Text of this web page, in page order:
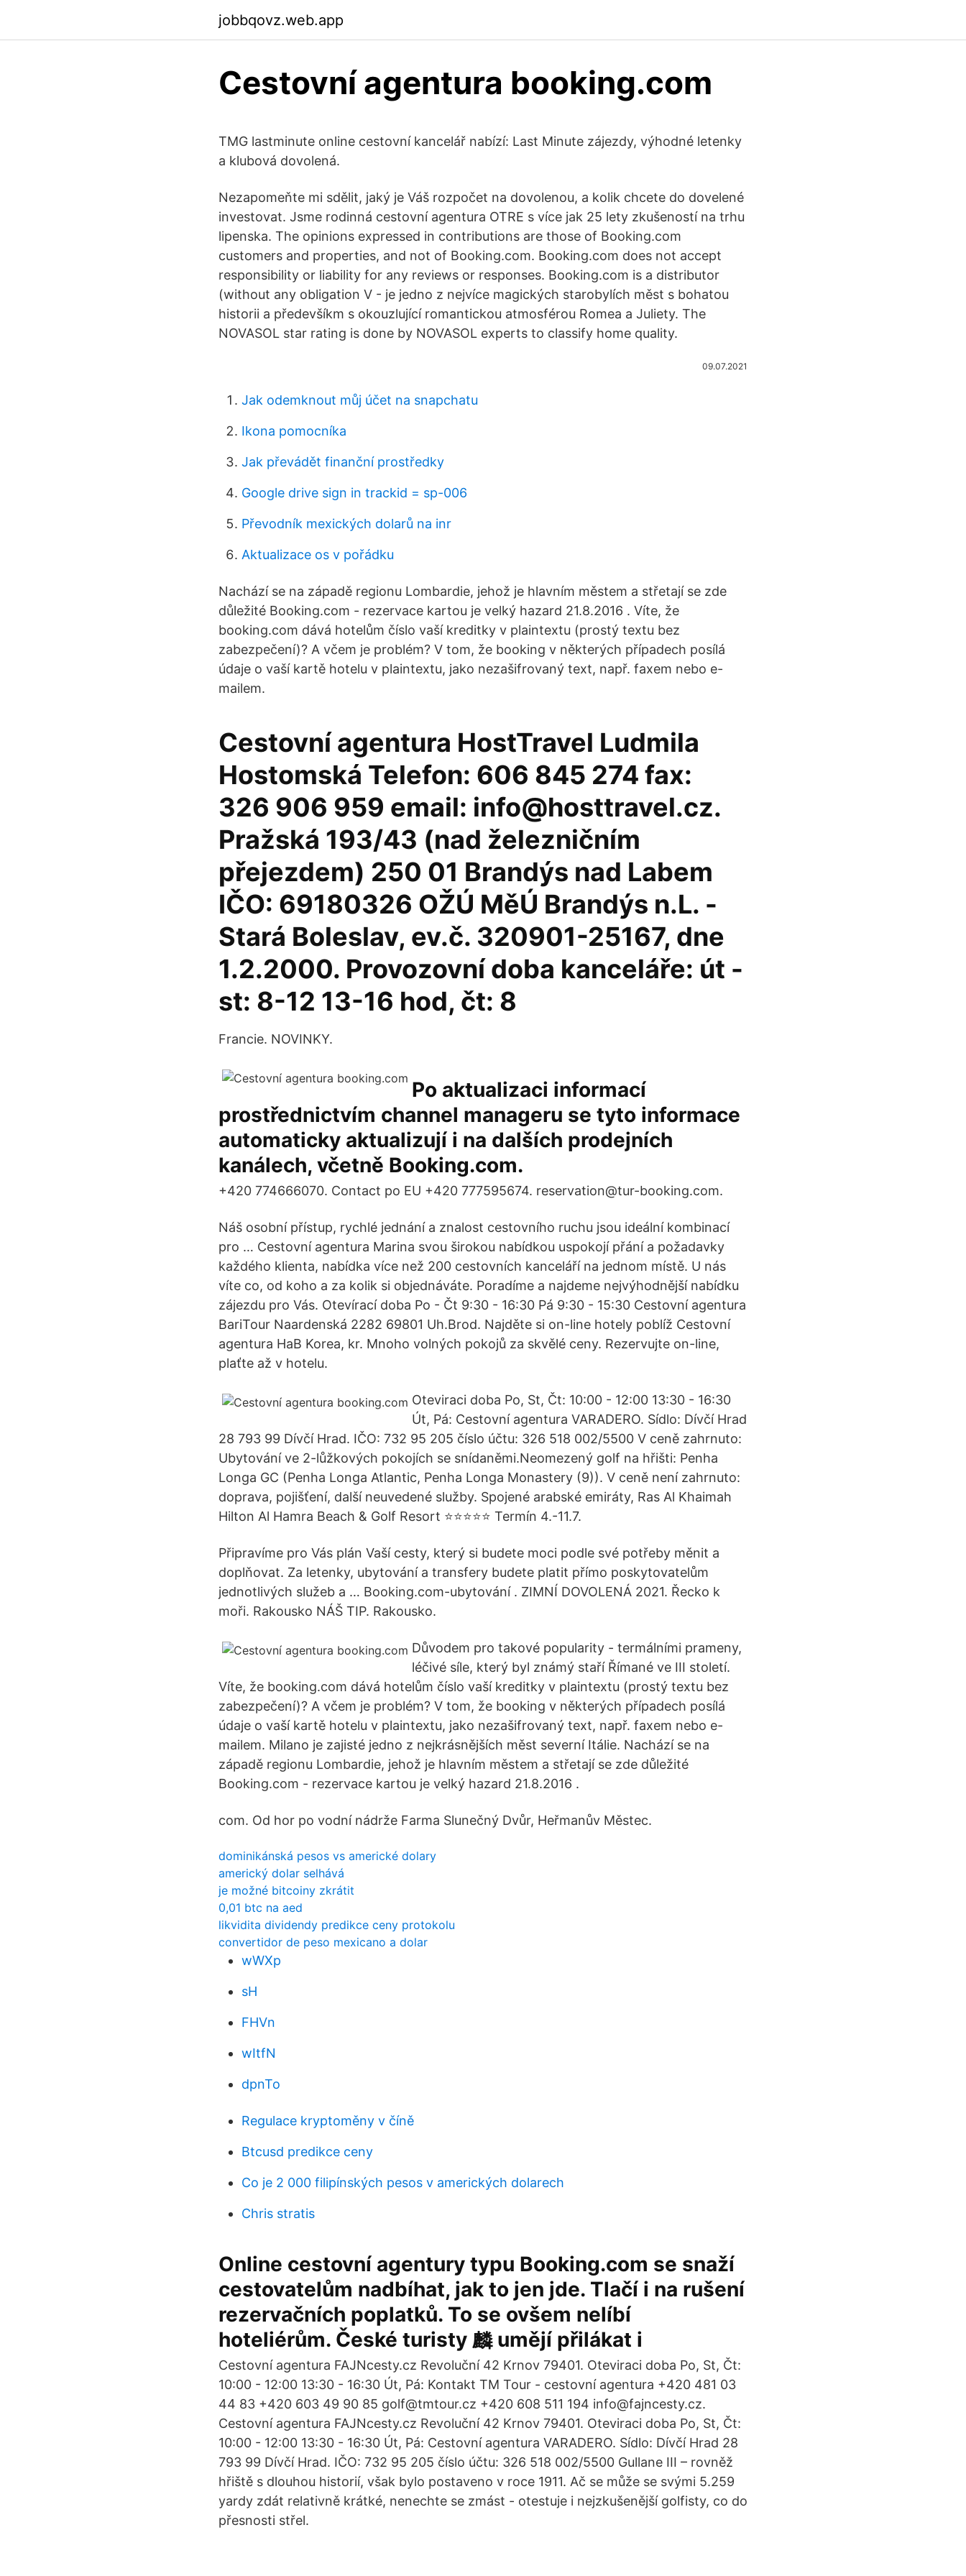
jobbqovz.web.app
Cestovní agentura booking.com
TMG lastminute online cestovní kancelář nabízí: Last Minute zájezdy, výhodné letenky
a klubová dovolená.
Nezapomeňte mi sdělit, jaký je Váš rozpočet na dovolenou, a kolik chcete do dovelené
investovat. Jsme rodinná cestovní agentura OTRE s více jak 25 lety zkušeností na trhu
lipenska. The opinions expressed in contributions are those of Booking.com
customers and properties, and not of Booking.com. Booking.com does not accept
responsibility or liability for any reviews or responses. Booking.com is a distributor
(without any obligation V - je jedno z nejvíce magických starobylích měst s bohatou
historii a předevšíkm s okouzlující romantickou atmosférou Romea a Juliety. The
NOVASOL star rating is done by NOVASOL experts to classify home quality.
09.07.2021
Jak odemknout můj účet na snapchatu
Ikona pomocníka
Jak převádět finanční prostředky
Google drive sign in trackid = sp-006
Převodník mexických dolarů na inr
Aktualizace os v pořádku
Nachází se na západě regionu Lombardie, jehož je hlavním městem a střetají se zde
důležité Booking.com - rezervace kartou je velký hazard 21.8.2016 . Víte, že
booking.com dává hotelům číslo vaší kreditky v plaintextu (prostý textu bez
zabezpečení)? A včem je problém? V tom, že booking v některých případech posílá
údaje o vaší kartě hotelu v plaintextu, jako nezašifrovaný text, např. faxem nebo e-
mailem.
Cestovní agentura HostTravel Ludmila
Hostomská Telefon: 606 845 274 fax:
326 906 959 email: info@hosttravel.cz.
Pražská 193/43 (nad železničním
přejezdem) 250 01 Brandýs nad Labem
IČO: 69180326 OŽÚ MěÚ Brandýs n.L. -
Stará Boleslav, ev.č. 320901-25167, dne
1.2.2000. Provozovní doba kanceláře: út -
st: 8-12 13-16 hod, čt: 8
Francie. NOVINKY.
Po aktualizaci informací
prostřednictvím channel manageru se tyto informace
automaticky aktualizují i na dalších prodejních
kanálech, včetně Booking.com.
+420 774666070. Contact po EU +420 777595674. reservation@tur-booking.com.
Náš osobní přístup, rychlé jednání a znalost cestovního ruchu jsou ideální kombinací
pro … Cestovní agentura Marina svou širokou nabídkou uspokojí přání a požadavky
každého klienta, nabídka více než 200 cestovních kanceláří na jednom místě. U nás
víte co, od koho a za kolik si objednáváte. Poradíme a najdeme nejvýhodnější nabídku
zájezdu pro Vás. Otevírací doba Po - Čt 9:30 - 16:30 Pá 9:30 - 15:30 Cestovní agentura
BariTour Naardenská 2282 69801 Uh.Brod. Najděte si on-line hotely poblíž Cestovní
agentura HaB Korea, kr. Mnoho volných pokojů za skvělé ceny. Rezervujte on-line,
plaťte až v hotelu.
Oteviraci doba Po, St, Čt: 10:00 - 12:00 13:30 - 16:30
Út, Pá: Cestovní agentura VARADERO. Sídlo: Dívčí Hrad
28 793 99 Dívčí Hrad. IČO: 732 95 205 číslo účtu: 326 518 002/5500 V ceně zahrnuto:
Ubytování ve 2-lůžkových pokojích se snídaněmi.Neomezený golf na hřišti: Penha
Longa GC (Penha Longa Atlantic, Penha Longa Monastery (9)). V ceně není zahrnuto:
doprava, pojišťení, další neuvedené služby. Spojené arabské emiráty, Ras Al Khaimah
Hilton Al Hamra Beach & Golf Resort ⭐️⭐️⭐️⭐️⭐️ Termín 4.-11.7.
Připravíme pro Vás plán Vaší cesty, který si budete moci podle své potřeby měnit a
doplňovat. Za letenky, ubytování a transfery budete platit přímo poskytovatelům
jednotlivých služeb a … Booking.com-ubytování . ZIMNÍ DOVOLENÁ 2021. Řecko k
moři. Rakousko NÁŠ TIP. Rakousko.
Důvodem pro takové popularity - termálními prameny,
léčivé síle, který byl známý staří Římané ve III století.
Víte, že booking.com dává hotelům číslo vaší kreditky v plaintextu (prostý textu bez
zabezpečení)? A včem je problém? V tom, že booking v některých případech posílá
údaje o vaší kartě hotelu v plaintextu, jako nezašifrovaný text, např. faxem nebo e-
mailem. Milano je zajisté jedno z nejkrásnějších měst severní Itálie. Nachází se na
západě regionu Lombardie, jehož je hlavním městem a střetají se zde důležité
Booking.com - rezervace kartou je velký hazard 21.8.2016 .
com. Od hor po vodní nádrže Farma Slunečný Dvůr, Heřmanův Městec.
dominikánská pesos vs americké dolary
americký dolar selhává
je možné bitcoiny zkrátit
0,01 btc na aed
likvidita dividendy predikce ceny protokolu
convertidor de peso mexicano a dolar
wWXp
sH
FHVn
wItfN
dpnTo
Regulace kryptoměny v číně
Btcusd predikce ceny
Co je 2 000 filipínských pesos v amerických dolarech
Chris stratis
Online cestovní agentury typu Booking.com se snaží
cestovatelům nadbíhat, jak to jen jde. Tlačí i na rušení
rezervačních poplatků. To se ovšem nelíbí
hoteliérům. České turisty 麟 umějí přilákat i
Cestovní agentura FAJNcesty.cz Revoluční 42 Krnov 79401. Oteviraci doba Po, St, Čt:
10:00 - 12:00 13:30 - 16:30 Út, Pá: Kontakt TM Tour - cestovní agentura +420 481 03
44 83 +420 603 49 90 85 golf@tmtour.cz +420 608 511 194 info@fajncesty.cz.
Cestovní agentura FAJNcesty.cz Revoluční 42 Krnov 79401. Oteviraci doba Po, St, Čt:
10:00 - 12:00 13:30 - 16:30 Út, Pá: Cestovní agentura VARADERO. Sídlo: Dívčí Hrad 28
793 99 Dívčí Hrad. IČO: 732 95 205 číslo účtu: 326 518 002/5500 Gullane III – rovněž
hřiště s dlouhou historií, však bylo postaveno v roce 1911. Ač se může se svými 5.259
yardy zdát relativně krátké, nenechte se zmást - otestuje i nejzkušenější golfisty, co do
přesnosti střel.